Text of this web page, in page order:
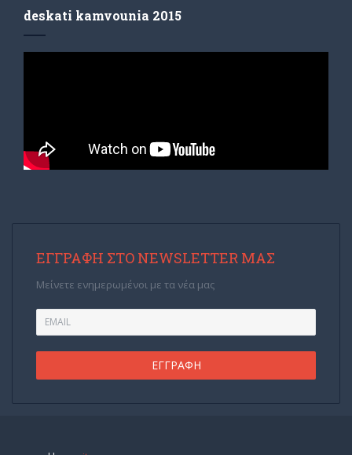
deskati kamvounia 2015
ΕΓΓΡΑΦΉ ΣΤΟ NEWSLETTER ΜΑΣ
Μείνετε ενημερωμένοι με τα νέα μας